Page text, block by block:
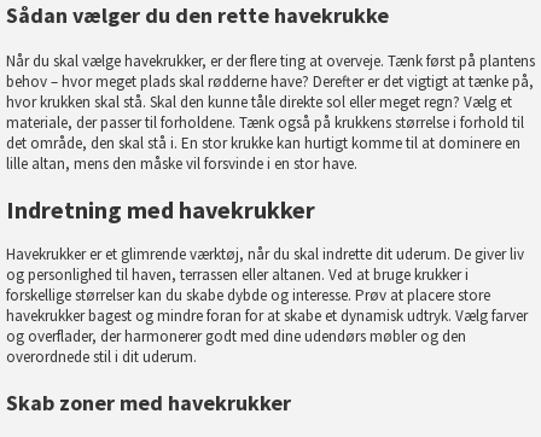
Sådan vælger du den rette havekrukke
Når du skal vælge havekrukker, er der flere ting at overveje. Tænk først på plantens
behov – hvor meget plads skal rødderne have? Derefter er det vigtigt at tænke på,
hvor krukken skal stå. Skal den kunne tåle direkte sol eller meget regn? Vælg et
materiale, der passer til forholdene. Tænk også på krukkens størrelse i forhold til
det område, den skal stå i. En stor krukke kan hurtigt komme til at dominere en
lille altan, mens den måske vil forsvinde i en stor have.
Indretning med havekrukker
Havekrukker er et glimrende værktøj, når du skal indrette dit uderum. De giver liv
og personlighed til haven, terrassen eller altanen. Ved at bruge krukker i
forskellige størrelser kan du skabe dybde og interesse. Prøv at placere store
havekrukker bagest og mindre foran for at skabe et dynamisk udtryk. Vælg farver
og overflader, der harmonerer godt med dine udendørs møbler og den
overordnede stil i dit uderum.
Skab zoner med havekrukker